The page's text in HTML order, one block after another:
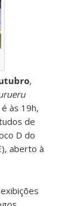
,
às 19h,
de
D do
aberto à